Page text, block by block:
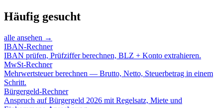
Häufig gesucht
alle ansehen →
IBAN-Rechner
IBAN prüfen, Prüfziffer berechnen, BLZ + Konto extrahieren.
MwSt-Rechner
Mehrwertsteuer berechnen — Brutto, Netto, Steuerbetrag in einem
Schritt.
Bürgergeld-Rechner
Anspruch auf Bürgergeld 2026 mit Regelsatz, Miete und